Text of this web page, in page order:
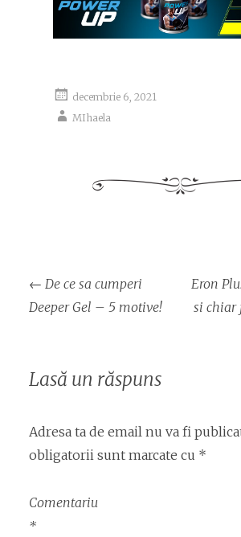
decembrie 6, 2021
MIhaela
Navigare
articol
← De ce sa cumperi
Deeper Gel – 5 motive!
Eron
si chiar
Lasă un răspuns
Adresa ta de email nu va fi
obligatorii sunt marcate cu *
Comentariu
*